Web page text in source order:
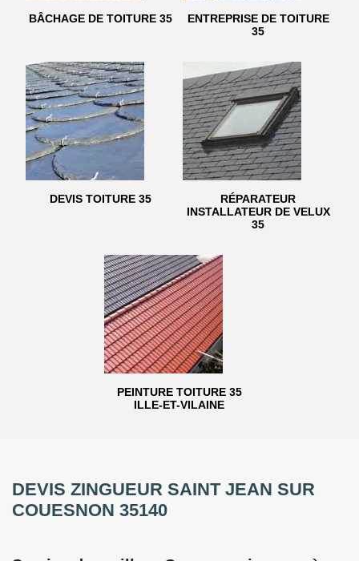
BÂCHAGE DE TOITURE 35
ENTREPRISE DE TOITURE
35
DEVIS TOITURE 35
RÉPARATEUR
INSTALLATEUR DE VELUX
35
PEINTURE TOITURE 35
ILLE-ET-VILAINE
DEVIS ZINGUEUR SAINT JEAN SUR
COUESNON 35140